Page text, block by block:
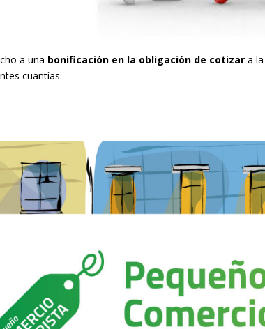
a una bonificación en la obligación de cotizar a
cuantías: